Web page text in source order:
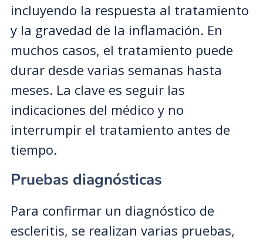
incluyendo la respuesta al tratamiento
y la gravedad de la inflamación. En
muchos casos, el tratamiento puede
durar desde varias semanas hasta
meses. La clave es seguir las
indicaciones del médico y no
interrumpir el tratamiento antes de
tiempo.
Pruebas diagnósticas
Para confirmar un diagnóstico de
escleritis, se realizan varias pruebas,